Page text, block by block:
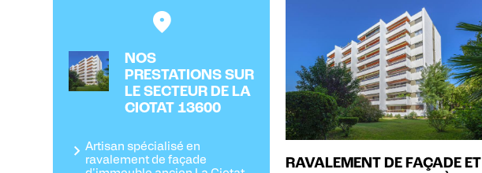
NOS
PRESTATIONS SUR
LE SECTEUR DE LA
CIOTAT 13600
Artisan spécialisé en
ravalement de façade
RAVALEMENT DE FAÇADE ET